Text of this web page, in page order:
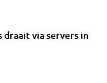
draait via servers in